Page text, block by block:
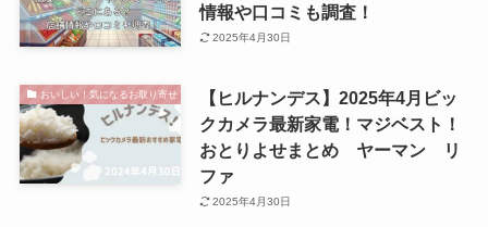
情報や口コミも調査！
2025年4月30日
おいしい！気になるお取り寄せ
【ヒルナンデス】2025年4月ビッ
クカメラ最新家電！マジベスト！
おとりよせまとめ ヤーマン リ
ファ
2025年4月30日